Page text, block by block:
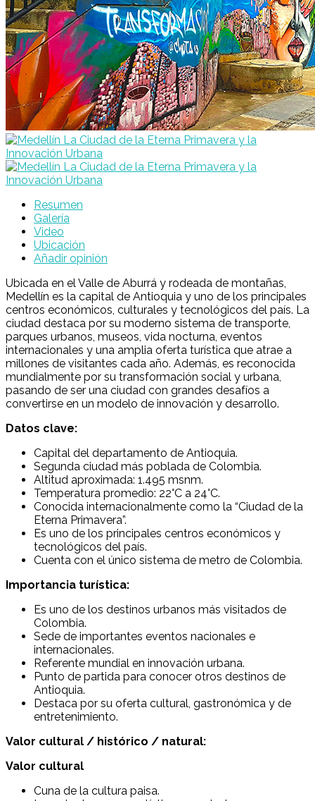
Resumen
Galería
Video
Ubicación
Añadir opinión
Ubicada en el Valle de Aburrá y rodeada de montañas,
Medellín es la capital de Antioquia y uno de los principales
centros económicos, culturales y tecnológicos del país. La
ciudad destaca por su moderno sistema de transporte,
parques urbanos, museos, vida nocturna, eventos
internacionales y una amplia oferta turística que atrae a
millones de visitantes cada año. Además, es reconocida
mundialmente por su transformación social y urbana,
pasando de ser una ciudad con grandes desafíos a
convertirse en un modelo de innovación y desarrollo.
Datos clave:
Capital del departamento de Antioquia.
Segunda ciudad más poblada de Colombia.
Altitud aproximada: 1.495 msnm.
Temperatura promedio: 22°C a 24°C.
Conocida internacionalmente como la “Ciudad de la
Eterna Primavera”.
Es uno de los principales centros económicos y
tecnológicos del país.
Cuenta con el único sistema de metro de Colombia.
Importancia turística:
Es uno de los destinos urbanos más visitados de
Colombia.
Sede de importantes eventos nacionales e
internacionales.
Referente mundial en innovación urbana.
Punto de partida para conocer otros destinos de
Antioquia.
Destaca por su oferta cultural, gastronómica y de
entretenimiento.
Valor cultural / histórico / natural:
Valor cultural
Cuna de la cultura paisa.